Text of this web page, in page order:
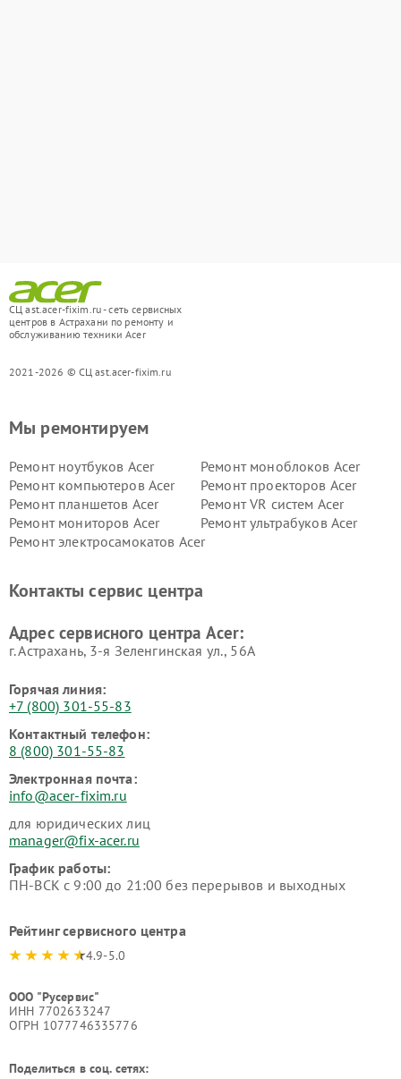
СЦ ast.acer-fixim.ru - сеть сервисных
центров в Астрахани по ремонту и
обслуживанию техники Acer
2021-2026 © СЦ ast.acer-fixim.ru
Мы ремонтируем
Ремонт ноутбуков Acer
Ремонт моноблоков Acer
Ремонт компьютеров Acer
Ремонт проекторов Acer
Ремонт планшетов Acer
Ремонт VR систем Acer
Ремонт мониторов Acer
Ремонт ультрабуков Acer
Ремонт электросамокатов Acer
Контакты сервис центра
Адрес сервисного центра Acer:
г. Астрахань, 3-я Зеленгинская ул., 56А
Горячая линия:
+7 (800) 301-55-83
Контактный телефон:
8 (800) 301-55-83
Электронная почта:
info@acer-fixim.ru
для юридических лиц
manager@fix-acer.ru
График работы:
ПН-ВСК с 9:00 до 21:00 без перерывов и выходных
Рейтинг сервисного центра
4.9-5.0
ООО "Русервис"
ИНН 7702633247
ОГРН 1077746335776
Поделиться в соц. сетях: